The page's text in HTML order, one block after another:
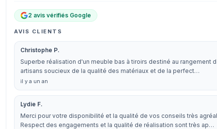
2 avis vérifiés Google
AVIS CLIENTS
Christophe P.
Superbe réalisation d'un meuble bas à tiroirs destiné au rangement
artisans soucieux de la qualité des matériaux et de la perfect…
il y a un an
Lydie F.
Merci pour votre disponibilité et la qualité de vos conseils très
Respect des engagements et la qualité de réalisation sont très ap…